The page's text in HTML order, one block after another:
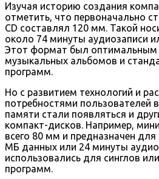
Изучая историю создания
отметить, что первоначально
CD составлял 120 мм. Такой
около 74 минуты аудиозаписи
Этот формат был оптимальным
музыкальных альбомов и
программ.
Но с развитием технологий и
потребностями пользователей
памяти стали появляться и
компакт-дисков. Например,
всего 80 мм и предназначен
МБ данных или 24 минуты
использовались для синглов
программ.